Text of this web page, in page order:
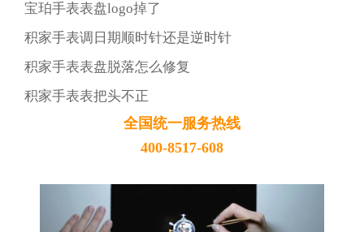
宝珀手表表盘logo掉了
积家手表调日期顺时针还是逆时针
积家手表表盘脱落怎么修复
积家手表表把头不正
全国统一服务热线
400-8517-608